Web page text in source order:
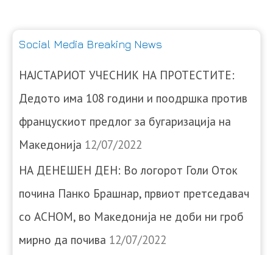
Social Media Breaking News
НАЈСТАРИОТ УЧЕСНИК НА ПРОТЕСТИТЕ:
Дедото има 108 години и поодршка против
францускиот предлог за бугаризација на
Македонија 12/07/2022
НА ДЕНЕШЕН ДЕН: Во логорот Голи Оток
почина Панко Брашнар, првиот претседавач
со АСНОМ, во Македонија не доби ни гроб
мирно да почива 12/07/2022